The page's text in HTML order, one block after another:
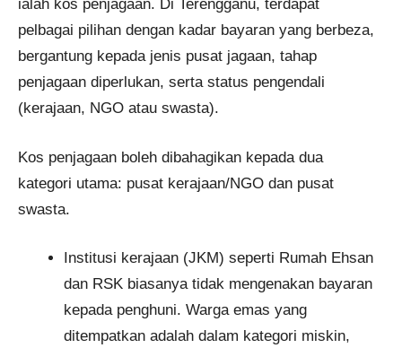
ialah kos penjagaan. Di Terengganu, terdapat
pelbagai pilihan dengan kadar bayaran yang berbeza,
bergantung kepada jenis pusat jagaan, tahap
penjagaan diperlukan, serta status pengendali
(kerajaan, NGO atau swasta).
Kos penjagaan boleh dibahagikan kepada dua
kategori utama: pusat kerajaan/NGO dan pusat
swasta.
Institusi kerajaan (JKM) seperti Rumah Ehsan
dan RSK biasanya tidak mengenakan bayaran
kepada penghuni. Warga emas yang
ditempatkan adalah dalam kategori miskin,